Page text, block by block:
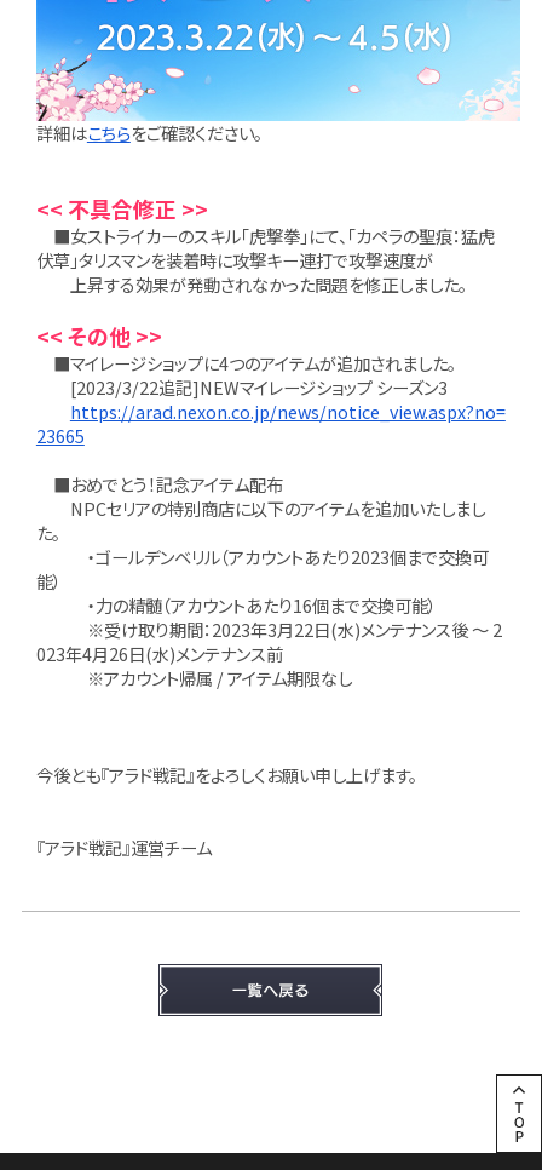
詳細はこちらをご確認ください。
<< 不具合修正 >>
■女ストライカーのスキル「虎撃拳」にて、「カペラの聖痕：猛虎
伏草」タリスマンを装着時に攻撃キー連打で攻撃速度が
上昇する効果が発動されなかった問題を修正しました。
<< その他 >>
■マイレージショップに4つのアイテムが追加されました。
[2023/3/22追記]NEWマイレージショップ シーズン3
https://arad.nexon.co.jp/news/notice_view.aspx?no=
23665
■おめでとう！記念アイテム配布
NPCセリアの特別商店に以下のアイテムを追加いたしまし
た。
・ゴールデンベリル（アカウントあたり2023個まで交換可
能）
・力の精髄（アカウントあたり16個まで交換可能）
※受け取り期間：2023年3月22日(水)メンテナンス後 ～ 2
023年4月26日(水)メンテナンス前
※アカウント帰属 / アイテム期限なし
今後とも『アラド戦記』をよろしくお願い申し上げます。
『アラド戦記』運営チーム